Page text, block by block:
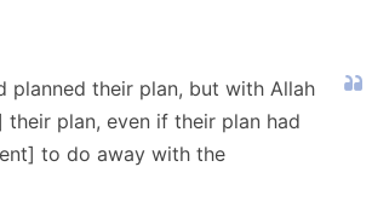
planned their plan, but with Allah
their plan, even if their plan had
to do away with the